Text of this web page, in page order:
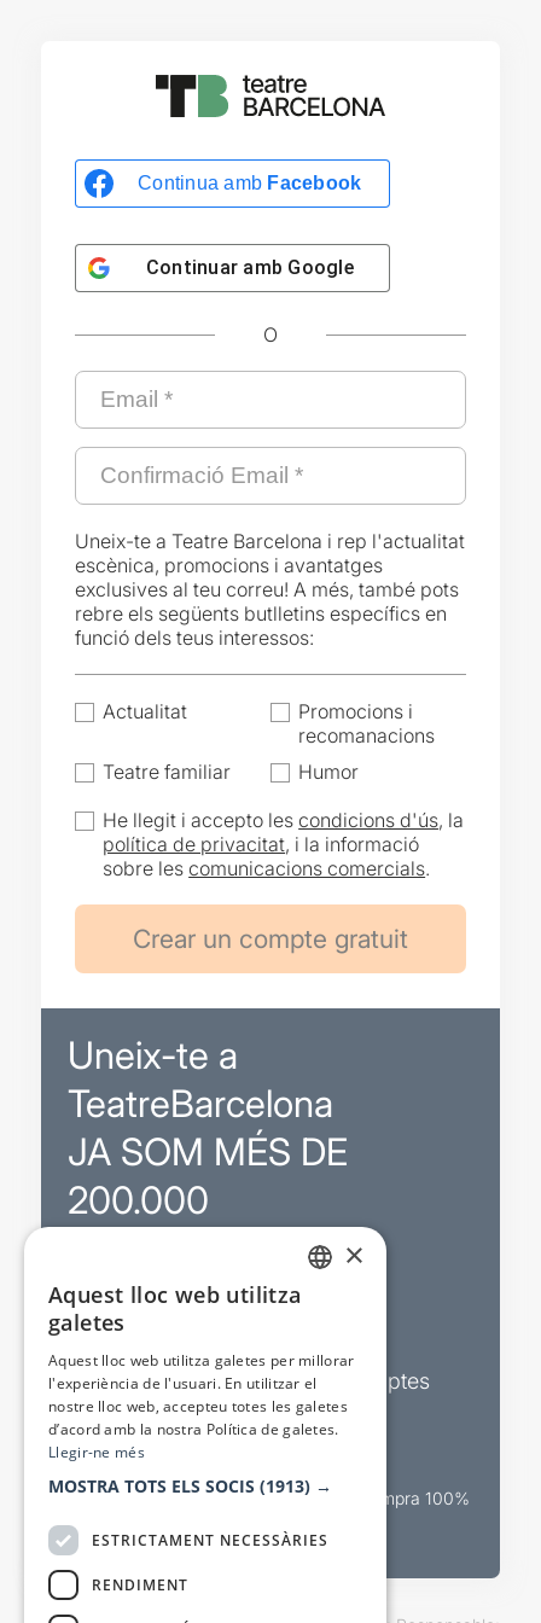
Continua amb Facebook
Continuar amb Google
O
Uneix-te a Teatre Barcelona i rep l'actualitat
escènica, promocions i avantatges
exclusives al teu correu! A més, també pots
rebre els següents butlletins específics en
funció dels teus interessos:
Actualitat
Promocions i
recomanacions
Teatre familiar
Humor
He llegit i accepto lescondicions d'ús, la
política de privacitat, i la informació
sobre lescomunicacions comercials.
Uneix-te a
TeatreBarcelona
JA SOM MÉS DE
200.000
Sortejos exclusius
Butlletins d’actualitat i descomptes
Valora espectacles
Canal oficial de venda teatral Compra 100%
×
Aquest lloc web utilitza
galetes
Aquest lloc web utilitza galetes per millorar
l'experiència de l'usuari. En utilitzar el
nostre lloc web, accepteu totes les galetes
d’acord amb la nostra Política de galetes.
Llegir-ne més
MOSTRA TOTS ELS SOCIS (1913) →
ESTRICTAMENT NECESSÀRIES
RENDIMENT